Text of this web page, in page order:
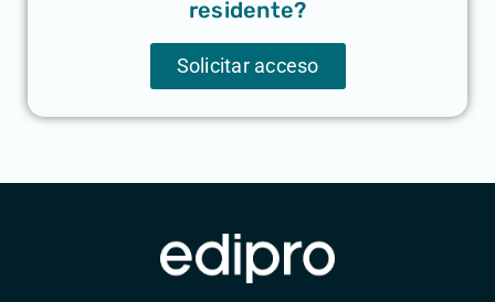
residente?
Solicitar acceso